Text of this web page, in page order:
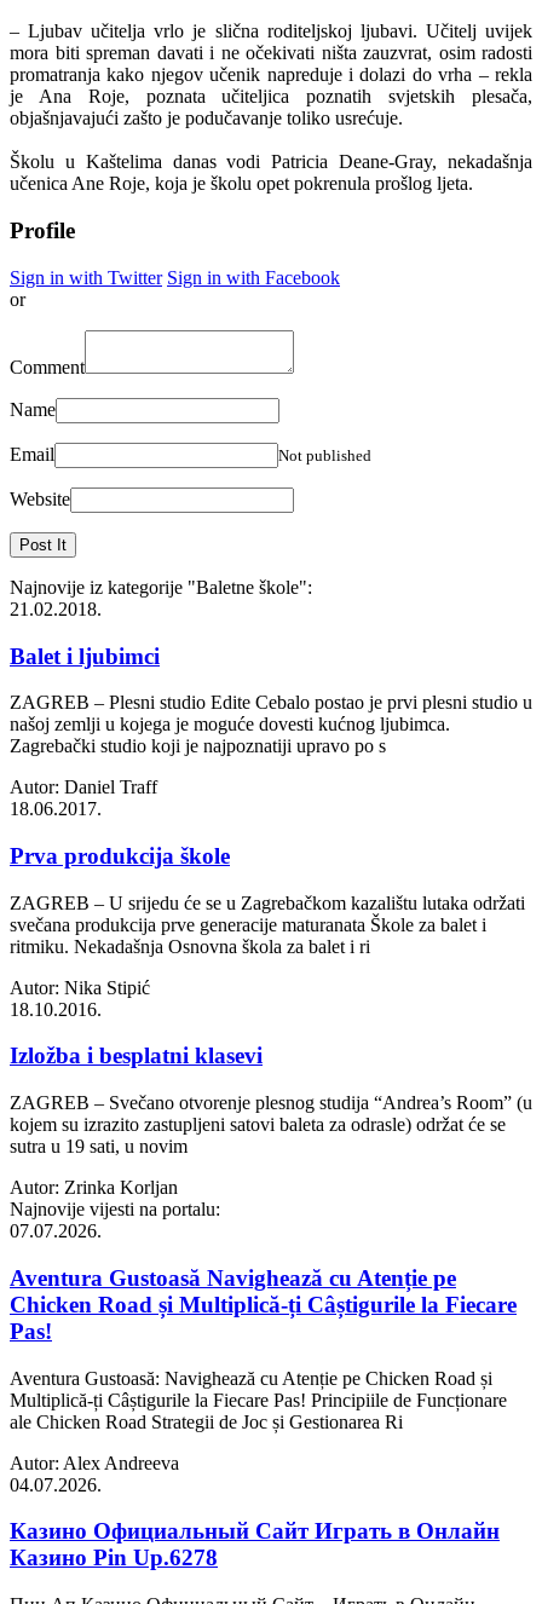
– Ljubav učitelja vrlo je slična roditeljskoj ljubavi. Učitelj uvijek
mora biti spreman davati i ne očekivati ništa zauzvrat, osim radosti
promatranja kako njegov učenik napreduje i dolazi do vrha – rekla
je Ana Roje, poznata učiteljica poznatih svjetskih plesača,
objašnjavajući zašto je podučavanje toliko usrećuje.
Školu u Kaštelima danas vodi Patricia Deane-Gray, nekadašnja
učenica Ane Roje, koja je školu opet pokrenula prošlog ljeta.
Profile
Sign in with Twitter Sign in with Facebook
or
Comment
Name
Email Not published
Website
Najnovije iz kategorije "Baletne škole":
21.02.2018.
Balet i ljubimci
ZAGREB – Plesni studio Edite Cebalo postao je prvi plesni studio u
našoj zemlji u kojega je moguće dovesti kućnog ljubimca.
Zagrebački studio koji je najpoznatiji upravo po s
Autor: Daniel Traff
18.06.2017.
Prva produkcija škole
ZAGREB – U srijedu će se u Zagrebačkom kazalištu lutaka održati
svečana produkcija prve generacije maturanata Škole za balet i
ritmiku. Nekadašnja Osnovna škola za balet i ri
Autor: Nika Stipić
18.10.2016.
Izložba i besplatni klasevi
ZAGREB – Svečano otvorenje plesnog studija “Andrea’s Room” (u
kojem su izrazito zastupljeni satovi baleta za odrasle) održat će se
sutra u 19 sati, u novim
Autor: Zrinka Korljan
Najnovije vijesti na portalu:
07.07.2026.
Aventura Gustoasă Navighează cu Atenție pe
Chicken Road și Multiplică-ți Câștigurile la Fiecare
Pas!
Aventura Gustoasă: Navighează cu Atenție pe Chicken Road și
Multiplică-ți Câștigurile la Fiecare Pas! Principiile de Funcționare
ale Chicken Road Strategii de Joc și Gestionarea Ri
Autor: Alex Andreeva
04.07.2026.
Казино Официальный Сайт Играть в Онлайн
Казино Pin Up.6278